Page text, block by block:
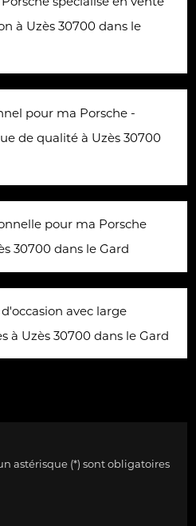
à Uzès 30700 dans le
pour ma Porsche -
de qualité à Uzès 30700
pour ma Porsche
30700 dans le Gard
avec large
à Uzès 30700 dans le Gard
astérisque (*) sont obligatoires